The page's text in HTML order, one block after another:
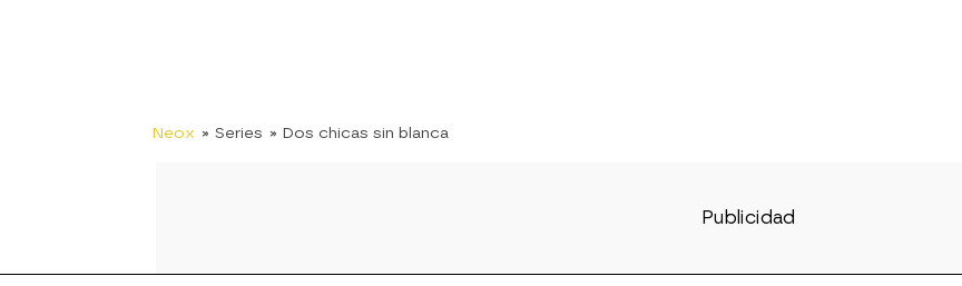
Neox » Series » Dos chicas sin blanca